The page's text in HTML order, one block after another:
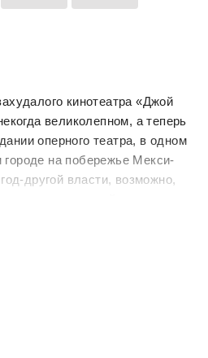
ки­ноте­ат­ра «Джой
ве­лико­леп­ном, а те­перь
опер­но­го те­ат­ра, в од­ном
на по­бережье Мек­си­
дру­гой влас­ти, воз­можно,
от­рестав­ри­ру­ют уже в ка­чес­